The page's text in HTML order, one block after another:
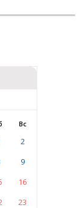
Вс
2
9
16
23